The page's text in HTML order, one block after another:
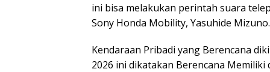
ini bisa melakukan perintah suara
Sony Honda Mobility, Yasuhide Mizuno.
Kendaraan Pribadi yang Berencana
2026 ini dikatakan Berencana